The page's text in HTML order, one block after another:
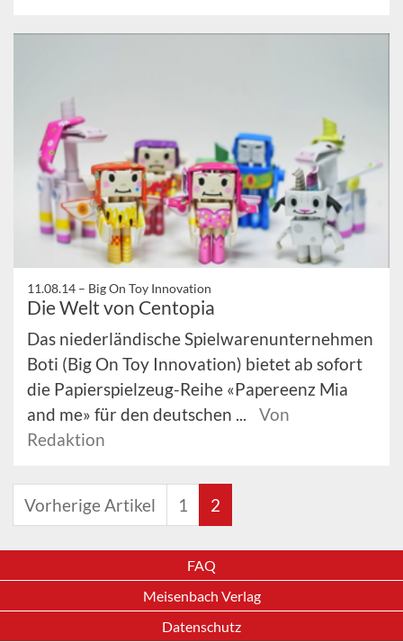
11.08.14 – Big On Toy Innovation
Die Welt von Centopia
Das niederländische Spielwarenunternehmen
Boti (Big On Toy Innovation) bietet ab sofort
die Papierspielzeug-Reihe «Papereenz Mia
and me» für den deutschen ...
Von
Redaktion
Vorherige Artikel 1 2
FAQ
Meisenbach Verlag
Datenschutz